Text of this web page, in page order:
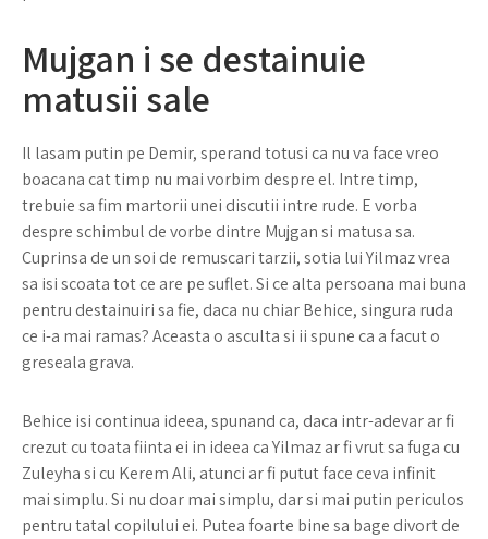
Mujgan i se destainuie
matusii sale
Il lasam putin pe Demir, sperand totusi ca nu va face vreo
boacana cat timp nu mai vorbim despre el. Intre timp,
trebuie sa fim martorii unei discutii intre rude. E vorba
despre schimbul de vorbe dintre Mujgan si matusa sa.
Cuprinsa de un soi de remuscari tarzii, sotia lui Yilmaz vrea
sa isi scoata tot ce are pe suflet. Si ce alta persoana mai buna
pentru destainuiri sa fie, daca nu chiar Behice, singura ruda
ce i-a mai ramas? Aceasta o asculta si ii spune ca a facut o
greseala grava.
Behice isi continua ideea, spunand ca, daca intr-adevar ar fi
crezut cu toata fiinta ei in ideea ca Yilmaz ar fi vrut sa fuga cu
Zuleyha si cu Kerem Ali, atunci ar fi putut face ceva infinit
mai simplu. Si nu doar mai simplu, dar si mai putin periculos
pentru tatal copilului ei. Putea foarte bine sa bage divort de